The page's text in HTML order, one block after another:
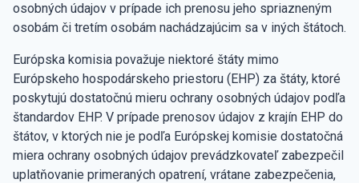
osobných údajov v prípade ich prenosu jeho spriazneným
osobám či tretím osobám nachádzajúcim sa v iných štátoch.
Európska komisia považuje niektoré štáty mimo
Európskeho hospodárskeho priestoru (EHP) za štáty, ktoré
poskytujú dostatočnú mieru ochrany osobných údajov podľa
štandardov EHP. V prípade prenosov údajov z krajín EHP do
štátov, v ktorých nie je podľa Európskej komisie dostatočná
miera ochrany osobných údajov prevádzkovateľ zabezpečil
uplatňovanie primeraných opatrení, vrátane zabezpečenia,